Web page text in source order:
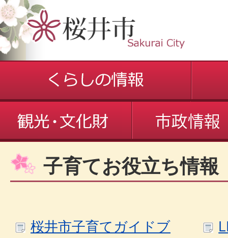
子育てお役立ち情報
桜井市子育てガイドブ